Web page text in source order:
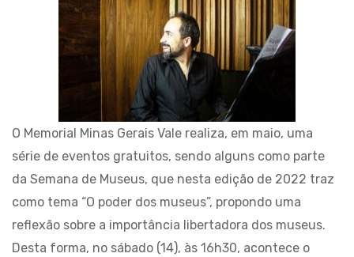
O Memorial Minas Gerais Vale realiza, em maio, uma
série de eventos gratuitos, sendo alguns como parte
da Semana de Museus, que nesta edição de 2022 traz
como tema “O poder dos museus”, propondo uma
reflexão sobre a importância libertadora dos museus.
Desta forma, no sábado (14), às 16h30, acontece o